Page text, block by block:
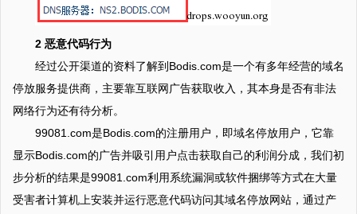
2 恶意代码行为
经过公开渠道的资料了解到Bodis.com是一个有多年经营的域名
停放服务提供商，主要靠互联网广告获取收入，其本身是否有非法
网络行为还有待分析。
99081.com是Bodis.com的注册用户，即域名停放用户，它靠
显示Bodis.com的广告并吸引用户点击获取自己的利润分成，我们初
步分析的结果是99081.com利用系统漏洞或软件捆绑等方式在大量
受害者计算机上安装并运行恶意代码访问其域名停放网站，通过产